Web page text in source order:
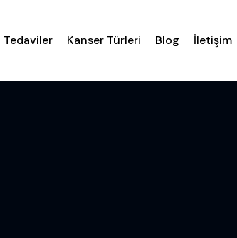
Tedaviler Kanser Türleri Blog İletişim